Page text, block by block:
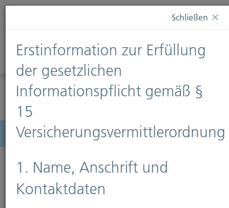
Diese Webseite verwendet Cookies. Wenn Sie weiterhin
Informationen finden Sie auf unserer SeiteDatenschutz
Diese Nachricht nicht erneut anzeigen
Menü
Schließen
Erstinformation zur Erfüllung
der gesetzlichen
Informationspflicht gemäß §
15
Versicherungsvermittlerordnung
1. Name, Anschrift und
Kontaktdaten